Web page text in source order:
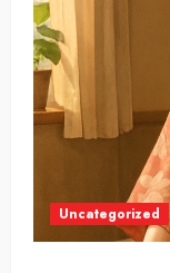
Uncategorized